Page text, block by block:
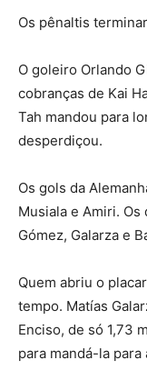
Os pênaltis
O goleiro Orlando
cobranças de Kai
Tah mandou para
desperdiçou.
Os gols da
Musiala e Amiri. Os
Gómez, Galarza e
Quem abriu o
tempo. Matías
Enciso, de só 1,73
para mandá-la